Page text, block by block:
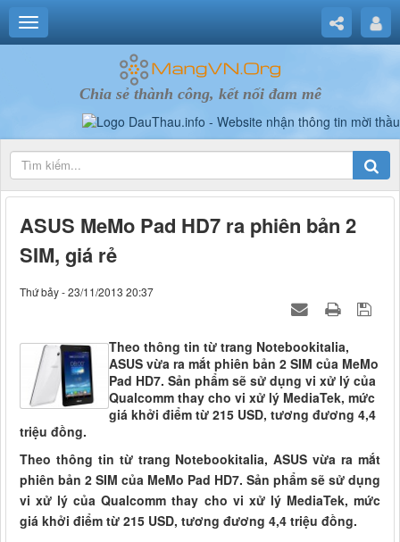
Chia sẻ thành công, kết nối đam mê
ASUS MeMo Pad HD7 ra phiên bản 2
SIM, giá rẻ
Thứ bảy - 23/11/2013 20:37
Theo thông tin từ trang Notebookitalia,
ASUS vừa ra mắt phiên bản 2 SIM của MeMo
Pad HD7. Sản phẩm sẽ sử dụng vi xử lý của
Qualcomm thay cho vi xử lý MediaTek, mức
giá khởi điểm từ 215 USD, tương đương 4,4
triệu đồng.
Theo thông tin từ trang Notebookitalia, ASUS vừa ra mắt
phiên bản 2 SIM của MeMo Pad HD7. Sản phẩm sẽ sử dụng
vi xử lý của Qualcomm thay cho vi xử lý MediaTek, mức
giá khởi điểm từ 215 USD, tương đương 4,4 triệu đồng.